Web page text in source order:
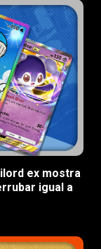
ex mostra
igual a